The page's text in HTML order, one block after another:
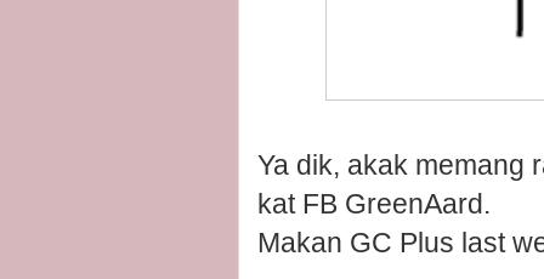
Ya dik, akak memang
kat FB GreenAard.
Makan GC Plus last